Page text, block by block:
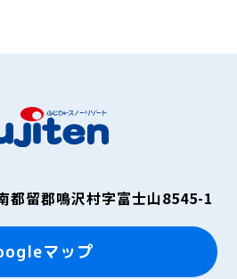
都留郡鳴沢村字富士山8545-1
マップ